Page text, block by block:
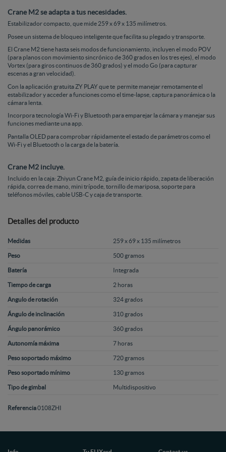
Crane M2 se adapta a tus necesidades.
Estabilizador compacto, que mide 259 x 69 x 135 milímetros.
Posee un sistema de bloqueo inteligente que facilita su plegado y transporte.
El Crane M2 tiene hasta seis modos de funcionamiento, incluyen el modo POV
(para planos con movimiento sincrónico de 360 grados en los tres ejes), el modo
Vortex (para giros continuos de 360 grados) y el modo Go (para capturar
escenas a gran velocidad).
Con la aplicación gratuita ZY PLAY que te permite manejar remotamente el
estabilizador y acceder a funciones como el time-lapse, captura panorámica o la
cámara lenta.
Incorpora tecnología Wi-Fi y Bluetooth para emparejar la cámara y manejar sus
funciones mediante una app.
Pantalla OLED para comprobar rápidamente el estado de parámetros como el
Wi-Fi y el Bluetooth o la carga de la batería.
Crane M2 incluye.
Incluido en la caja: Zhiyun Crane M2, guía de inicio rápido, zapata de liberación
rápida, correa de mano, mini trípode, tornillo de mariposa, soporte para
teléfonos móviles, cable USB-C y caja de transporte.
Detalles del producto
Medidas 259 x 69 x 135 milímetros
Peso 500 gramos
Batería Integrada
Tiempo de carga 2 horas
Angulo de rotación 324 grados
Ángulo de inclinación 310 grados
Ángulo panorámico 360 grados
Autonomía máxima 7 horas
Peso soportado máximo 720 gramos
Peso soportado mínimo 130 gramos
Tipo de gimbal Multidispositivo
Referencia0108ZHI